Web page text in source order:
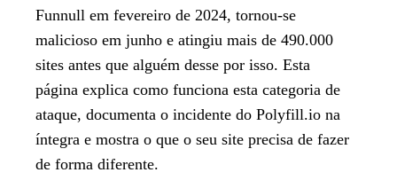
Funnull em fevereiro de 2024, tornou-se
malicioso em junho e atingiu mais de 490.000
sites antes que alguém desse por isso. Esta
página explica como funciona esta categoria de
ataque, documenta o incidente do Polyfill.io na
íntegra e mostra o que o seu site precisa de fazer
de forma diferente.